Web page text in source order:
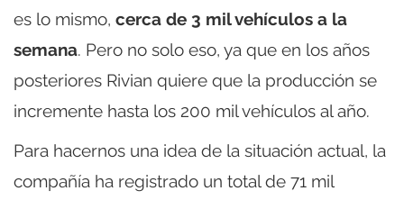
es lo mismo, cerca de 3 mil vehículos a la
semana. Pero no solo eso, ya que en los años
posteriores Rivian quiere que la producción se
incremente hasta los 200 mil vehículos al año.
Para hacernos una idea de la situación actual, la
compañía ha registrado un total de 71 mil